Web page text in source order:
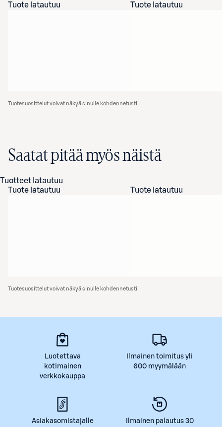
Tuote latautuu Tuote latautuu
Tuotesuosittelut voivat näkyä sinulle kohdennetusti
Saatat pitää myös näistä
Tuotteet latautuu
Tuote latautuu
Tuote latautuu
Tuotesuosittelut voivat näkyä sinulle kohdennetusti
Luotettava
kotimainen
verkkokauppa
Ilmainen toimitus yli
600 myymälään
Asiakasomistajalle
Ilmainen palautus 30